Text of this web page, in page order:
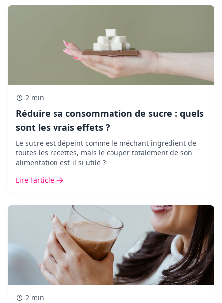
2 min
Réduire sa consommation de sucre : quels
sont les vrais effets ?
Le sucre est dépeint comme le méchant ingrédient de
toutes les recettes, mais le couper totalement de son
alimentation est-il si utile ?
Lire l'article
2 min